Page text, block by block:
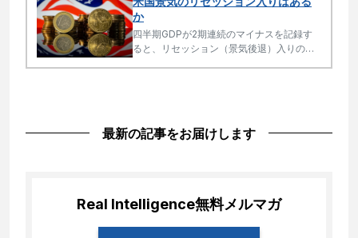
か
四半期GDPが2期連続のマイナスを記録す
ると、リセッション（景気後退）入りの烙
最新の記事をお届けします
Real Intelligence無料メルマガ